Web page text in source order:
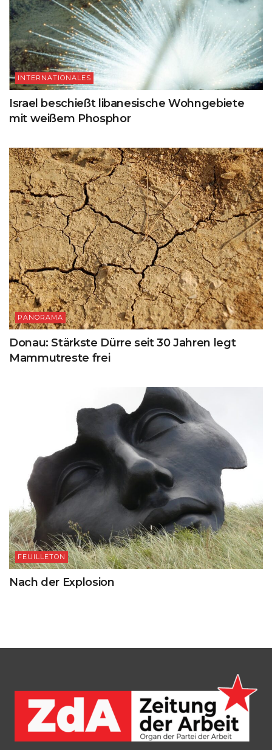
INTERNATIONALES
Israel beschießt libanesische Wohngebiete
mit weißem Phosphor
PANORAMA
Donau: Stärkste Dürre seit 30 Jahren legt
Mammutreste frei
FEUILLETON
Nach der Explosion